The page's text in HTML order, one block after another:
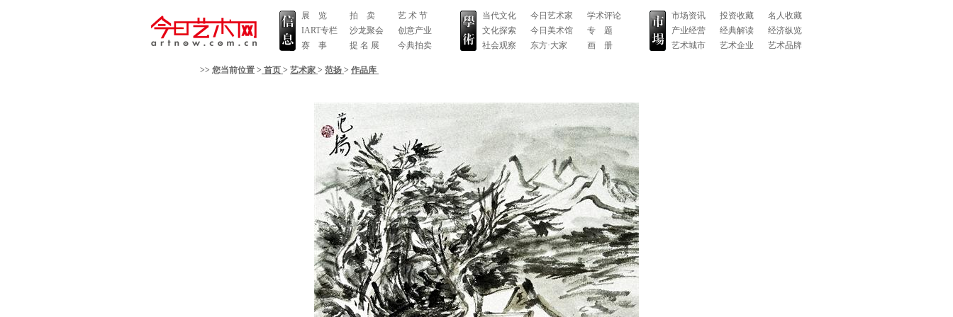
展 览
IART专栏
赛 事
拍 卖
沙龙聚会
提 名 展
艺 术 节
创意产业
今典拍卖
当代文化
文化探索
社会观察
今日艺术家
今日美术馆
东方·大家
学术评论
专 题
画 册
市场资讯
产业经营
艺术城市
投资收藏
经典解读
艺术企业
名人收藏
经济纵览
艺术品牌
>> 您当前位置 > 首页 > 艺术家 > 范扬 > 作品库